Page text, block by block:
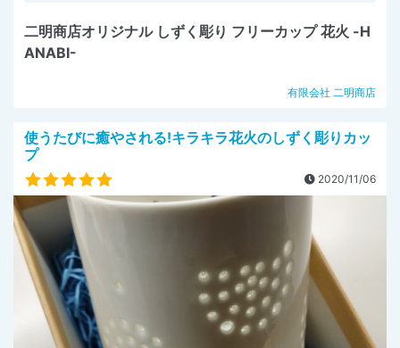
二明商店オリジナル しずく彫り フリーカップ 花火 -H
ANABI-
有限会社 二明商店
使うたびに癒やされる!キラキラ花火のしずく彫りカッ
プ
2020/11/06